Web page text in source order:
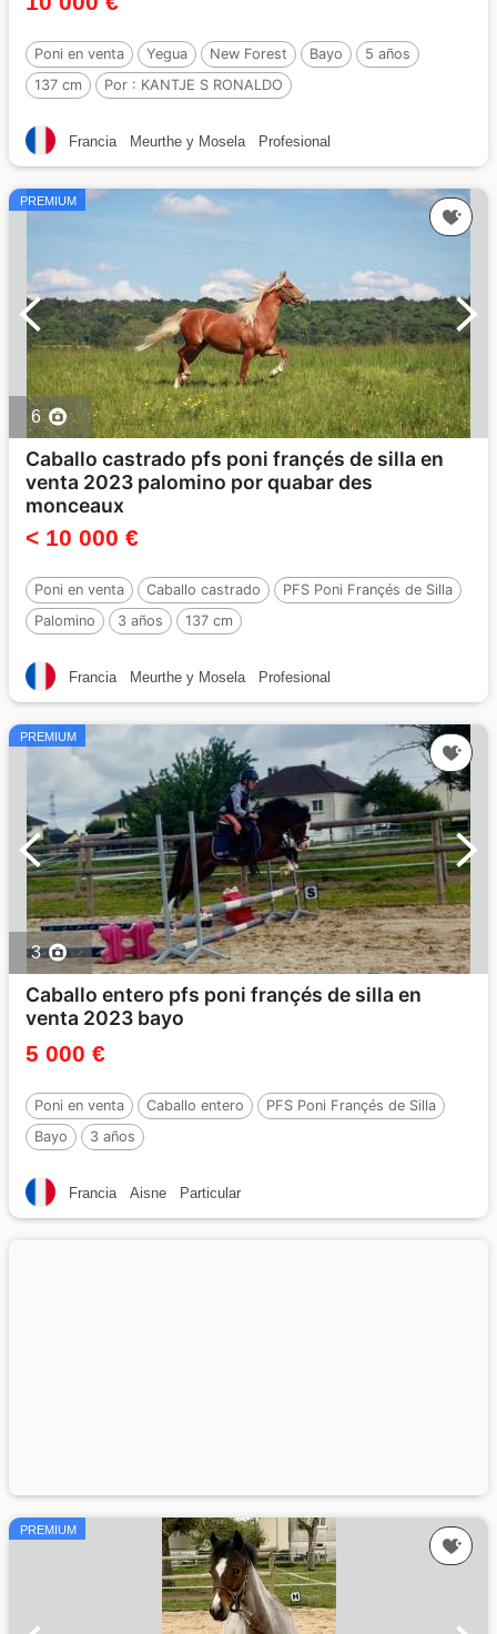
Poni en venta Yegua New Forest Bayo
5 años
137 cm
Por : KANTJE S RONALDO
Francia Meurthe y Mosela Profesional
PREMIUM
6
Caballo castrado pfs poni françés de silla en
venta 2023 palomino por quabar des
monceaux
< 10 000 €
Poni en venta Caballo castrado
PFS Poni Françés de Silla
Palomino
3 años
137 cm
Francia
Meurthe y Mosela Profesional
PREMIUM
3
Caballo entero pfs poni françés de silla en
venta 2023 bayo
5 000 €
Poni en venta Caballo entero
PFS Poni Françés de Silla
Bayo
3 años
Francia Aisne Particular
PREMIUM